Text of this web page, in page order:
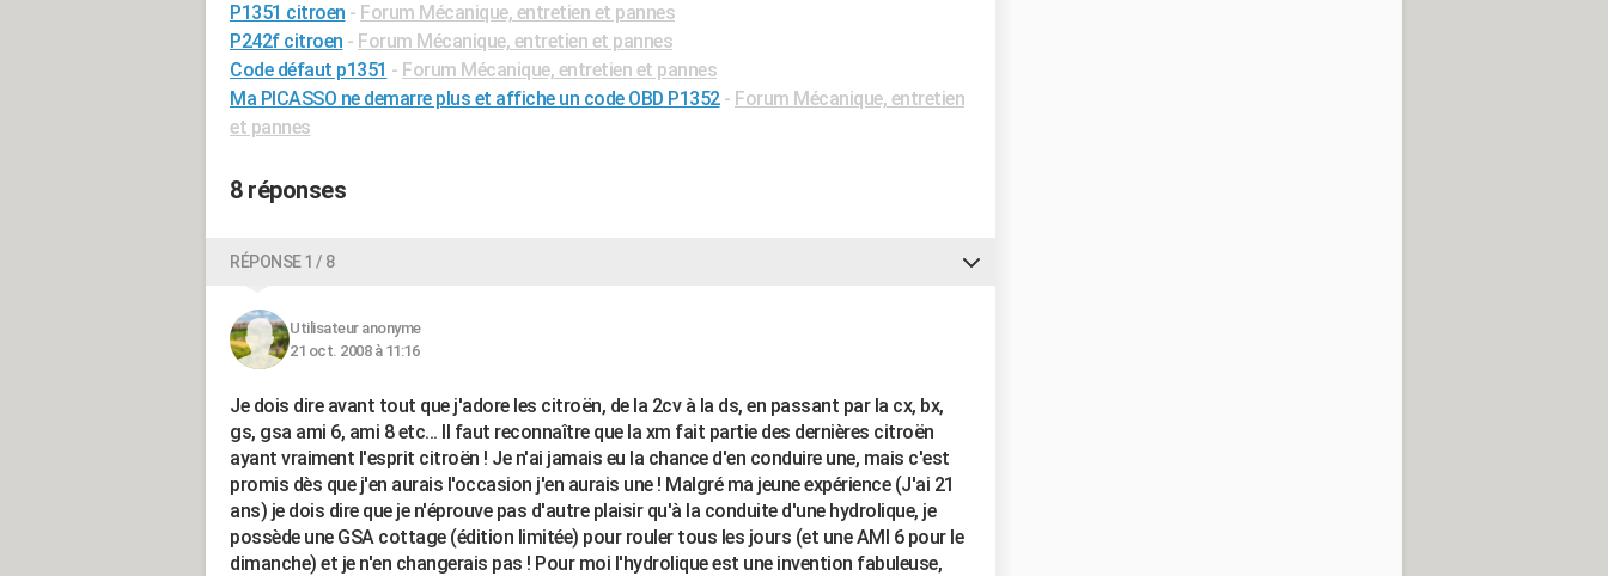
P1351 citroen - Forum Mécanique, entretien et pannes
P242f citroen - Forum Mécanique, entretien et pannes
Code défaut p1351 - Forum Mécanique, entretien et pannes
Ma PICASSO ne demarre plus et affiche un code OBD P1352 - Forum Mécanique, entretien
et pannes
8 réponses
RÉPONSE 1 / 8
Utilisateur anonyme
21 oct. 2008 à 11:16
Je dois dire avant tout que j'adore les citroën, de la 2cv à la ds, en passant par la cx, bx,
gs, gsa ami 6, ami 8 etc... Il faut reconnaître que la xm fait partie des dernières citroën
ayant vraiment l'esprit citroën ! Je n'ai jamais eu la chance d'en conduire une, mais c'est
promis dès que j'en aurais l'occasion j'en aurais une ! Malgré ma jeune expérience (J'ai 21
ans) je dois dire que je n'éprouve pas d'autre plaisir qu'à la conduite d'une hydrolique, je
possède une GSA cottage (édition limitée) pour rouler tous les jours (et une AMI 6 pour le
dimanche) et je n'en changerais pas ! Pour moi l'hydrolique est une invention fabuleuse,